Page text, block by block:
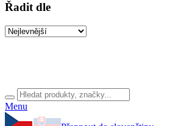
Řadit dle
Menu